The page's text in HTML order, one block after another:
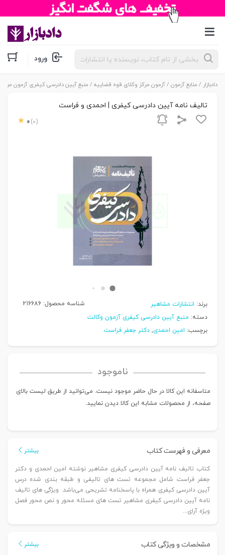
جستجوی
محصولات ورود
دادبازار / منابع آزمون /آزمون مرکز وکلای قوه قضاییه / منبع آیین دادرسی کیفری آزمون مرکز
تالیف نامه آیین دادرسی کیفری | احمدی و فراست
0 (0)
برند: انتشارات مشاهیر شناسه محصول: 216686
دسته: منبع آیین دادرسی کیفری آزمون وکالت
برچسب: امین احمدی, دکتر جعفر فراست
ناموجود
متاسفانه این کالا در حال حاضر موجود نیست. می‌توانید از طریق لیست بالای
صفحه، از محصولات مشابه این کالا دیدن نمایید.
معرفی و فهرست کتاب بیشتر
کتاب تالیف نامه آیین دادرسی کیفری مشاهیر نوشته امین احمدی و دکتر
جعفر فراست شامل مجموعه تست های تالیفی و طبقه بندی شده درس
آیین دادرسی کیفری همراه با پاسخنامه تشریحی می‌باشد. ویژگی های تالیف
نامه آیین دادرسی کیفری مشاهیر تست های مسئله محور و نص محور فصل
ویژه آرای...
مشخصات و ویژگی کتاب بیشتر